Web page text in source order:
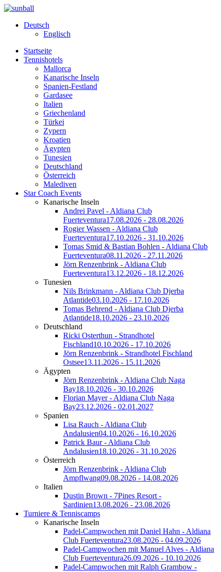
Deutsch
Englisch
Startseite
Tennishotels
Mallorca
Kanarische Inseln
Spanien-Festland
Gardasee
Italien
Griechenland
Türkei
Zypern
Kroatien
Ägypten
Tunesien
Deutschland
Österreich
Malediven
Star Coach Events
Kanarische Inseln
Andrei Pavel - Aldiana Club
Fuerteventura17.08.2026 - 28.08.2026
Rogier Wassen - Aldiana Club
Fuerteventura17.10.2026 - 31.10.2026
Tomas Smid & Bastian Bohlen - Aldiana Club
Fuerteventura08.11.2026 - 27.11.2026
Jörn Renzenbrink - Aldiana Club
Fuerteventura13.12.2026 - 18.12.2026
Tunesien
Nils Brinkmann - Aldiana Club Djerba
Atlantide03.10.2026 - 17.10.2026
Tomas Behrend - Aldiana Club Djerba
Atlantide18.10.2026 - 23.10.2026
Deutschland
Ricki Osterthun - Strandhotel
Fischland10.10.2026 - 17.10.2026
Jörn Renzenbrink - Strandhotel Fischland
Ostsee13.11.2026 - 15.11.2026
Ägypten
Jörn Renzenbrink - Aldiana Club Naga
Bay18.10.2026 - 30.10.2026
Florian Mayer - Aldiana Club Naga
Bay23.12.2026 - 02.01.2027
Spanien
Lisa Rauch - Aldiana Club
Andalusien04.10.2026 - 16.10.2026
Patrick Baur - Aldiana Club
Andalusien18.10.2026 - 31.10.2026
Österreich
Jörn Renzenbrink - Aldiana Club
Ampflwang09.08.2026 - 14.08.2026
Italien
Dustin Brown - 7Pines Resort -
Sardinien13.08.2026 - 23.08.2026
Turniere & Tenniscamps
Kanarische Inseln
Padel-Campwochen mit Daniel Hahn - Aldiana
Club Fuerteventura23.08.2026 - 04.09.2026
Padel-Campwochen mit Manuel Alves - Aldiana
Club Fuerteventura26.09.2026 - 10.10.2026
Padel-Campwochen mit Ralph Grambow -